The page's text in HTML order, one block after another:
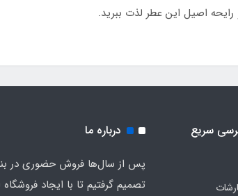
سریع درباره ما
پس از سال‌ها فروش حضوری در
تصمیم گرفتیم تا با ایجاد فروشگاه